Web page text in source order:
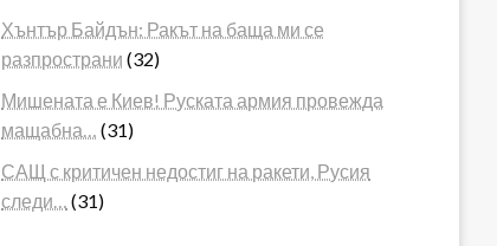
Хънтър Байдън: Ракът на баща ми се
разпространи (32)
Мишената е Киев! Руската армия провежда
мащабна…
(31)
САЩ с критичен недостиг на ракети, Русия
следи…
(31)